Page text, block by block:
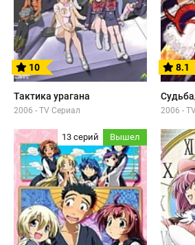
10
Тактика урагана
2006 - TV Сериал
8.1
2006 -
13 серий Вышел